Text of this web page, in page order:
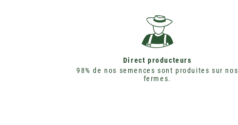
Direct producteurs
98% de nos semences sont produites sur nos
fermes.